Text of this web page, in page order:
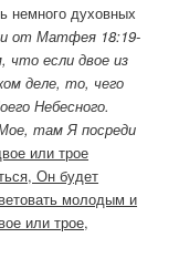
немного духовных
от Матфея 18:19-
что если двое из
деле, то, чего
Небесного.
там Я посреди
или трое
Он будет
молодым и
или трое,